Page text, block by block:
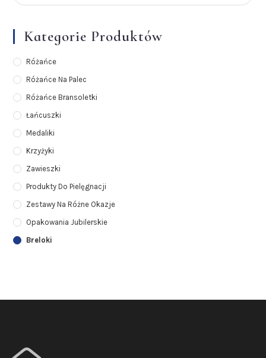
Kategorie Produktów
Różańce
Różańce Na Palec
Różańce Bransoletki
Łańcuszki
Medaliki
Krzyżyki
Zawieszki
Produkty Do Pielęgnacji
Zestawy Na Różne Okazje
Opakowania Jubilerskie
Breloki